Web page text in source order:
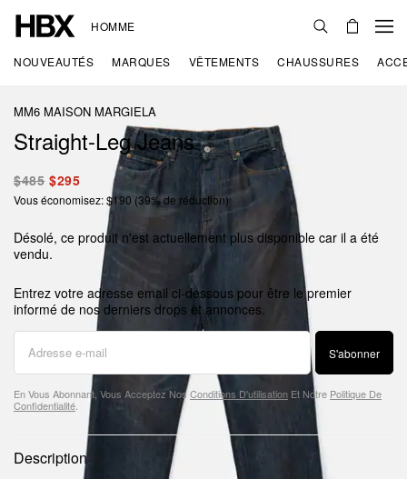
HOMME
NOUVEAUTÉS MARQUES VÊTEMENTS CHAUSSURES
MM6 MAISON MARGIELA
Straight-Leg Jeans
$485 $295
Vous économisez: $190 (39% de réduction)
Désolé, ce produit n'est actuellement plus disponible car il a été
vendu.
Entrez votre adresse email ci-dessous pour être le premier
informé de nos derniers drops et annonces.
S'abonner
En Vous Abonnant, Vous Acceptez NosConditions D'utilisation Et Notre Politique De
Confidentialité
Description